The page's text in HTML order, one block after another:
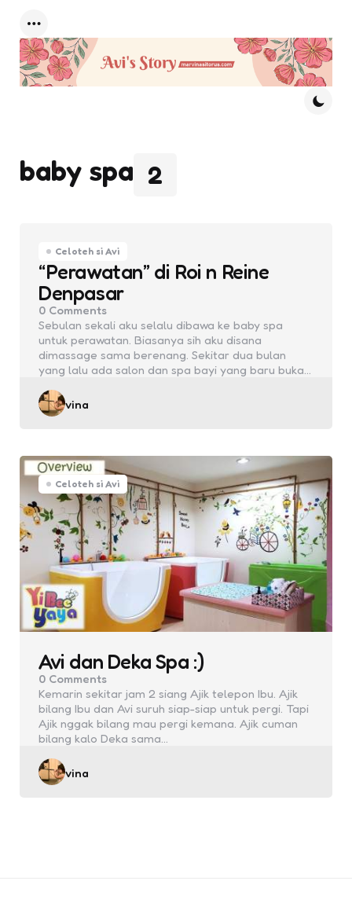
Menu
2
baby spa
Celoteh si Avi
“Perawatan” di Roi n Reine
Denpasar
0 Comments
Sebulan sekali aku selalu dibawa ke baby spa
untuk perawatan. Biasanya sih aku disana
dimassage sama berenang. Sekitar dua bulan
yang lalu ada salon dan spa bayi yang baru buka…
Posted
vina
Celoteh si Avi
Avi dan Deka Spa :)
0 Comments
Kemarin sekitar jam 2 siang Ajik telepon Ibu. Ajik
bilang Ibu dan Avi suruh siap-siap untuk pergi. Tapi
Ajik nggak bilang mau pergi kemana. Ajik cuman
bilang kalo Deka sama…
Posted
vina